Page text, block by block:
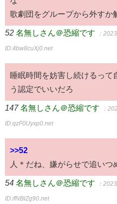
歌劇団をグループから外すか
52 名無しさん＠恐縮です ：
ID:4bw8cuXj0.net
睡眠時間を妨害し続けるって
う認定でいいだろ
147 名無しさん＠恐縮です ：
ID:qzF0Uyxp0.net
>>52
人＊だね、嫌がらせで追い
54 名無しさん＠恐縮です ：
ID:/fNBlZg90.net